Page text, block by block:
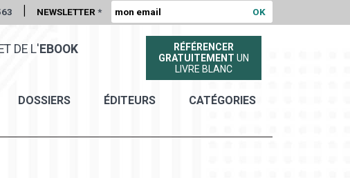
| NEWSLETTER *
ET DE L' EBOOK
RÉFÉRENCER
GRATUITEMENT UN
LIVRE BLANC
DOSSIERS ÉDITEURS CATÉGORIES